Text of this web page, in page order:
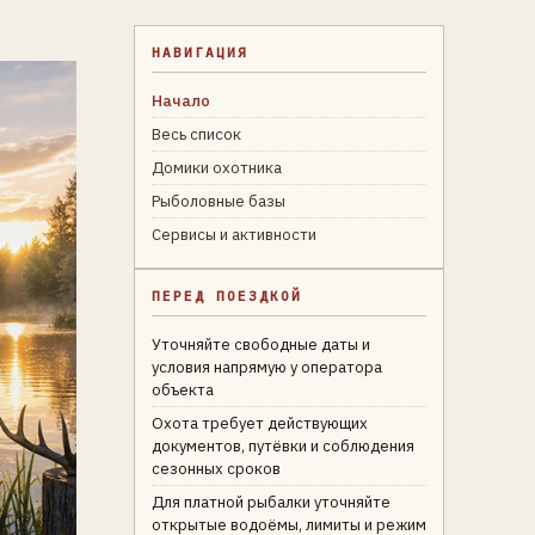
НАВИГАЦИЯ
Начало
Весь список
Домики охотника
Рыболовные базы
Сервисы и активности
ПЕРЕД ПОЕЗДКОЙ
Уточняйте свободные даты и
условия напрямую у оператора
объекта
Охота требует действующих
документов, путёвки и соблюдения
сезонных сроков
Для платной рыбалки уточняйте
открытые водоёмы, лимиты и режим